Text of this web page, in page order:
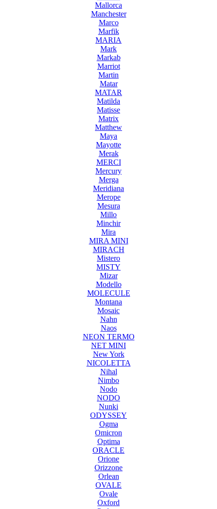
Mallorca
Manchester
Marco
Marfik
MARIA
Mark
Markab
Marriot
Martin
Matar
MATAR
Matilda
Matisse
Matrix
Matthew
Maya
Mayotte
Merak
MERCI
Mercury
Merga
Meridiana
Merope
Mesura
Millo
Minchir
Mira
MIRA MINI
MIRACH
Mistero
MISTY
Mizar
Modello
MOLECULE
Montana
Mosaic
Nahn
Naos
NEON TERMO
NET MINI
New York
NICOLETTA
Nihal
Nimbo
Nodo
NODO
Nunki
ODYSSEY
Ogma
Omicron
Optima
ORACLE
Orione
Orizzone
Orlean
OVALE
Ovale
Oxford